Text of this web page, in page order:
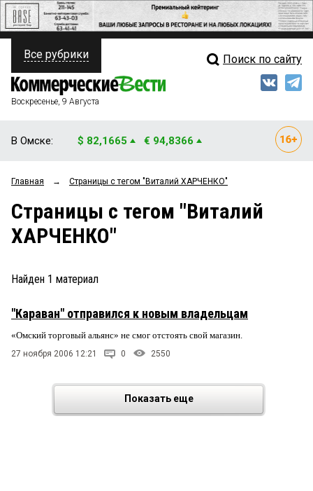
ПОЛИТИКА
ФИНАНСЫ
ОБЩЕСТВО
ЗАКОН
ПРОИСШЕСТВИЯ
СТИЛЬ ЖИЗНИ
Свежий выпуск
Мнения
Рейтинги
Все рубрики Поиск по сайту
Воскресенье, 9 Августа
В Омске: $ 82,1665 € 94,8366
Главная → Страницы c тегом "Виталий ХАРЧЕНКО"
Страницы c тегом "Виталий
ХАРЧЕНКО"
Найден 1 материал
"Караван" отправился к новым владельцам
«Омский торговый альянс» не смог отстоять свой магазин.
27 ноября 2006 12:21 0 2550
Показать еще